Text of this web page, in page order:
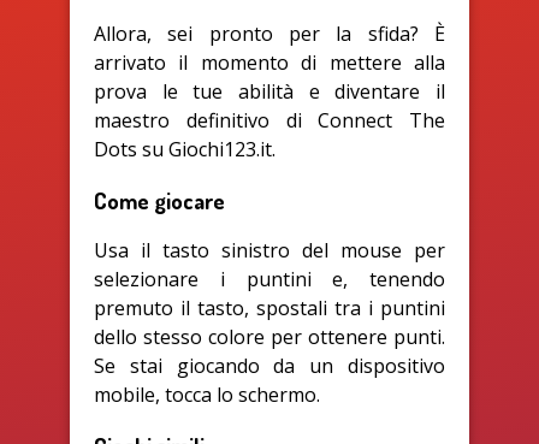
Allora, sei pronto per la sfida? È
arrivato il momento di mettere alla
prova le tue abilità e diventare il
maestro definitivo di Connect The
Dots su Giochi123.it.
Come giocare
Usa il tasto sinistro del mouse per
selezionare i puntini e, tenendo
premuto il tasto, spostali tra i puntini
dello stesso colore per ottenere punti.
Se stai giocando da un dispositivo
mobile, tocca lo schermo.